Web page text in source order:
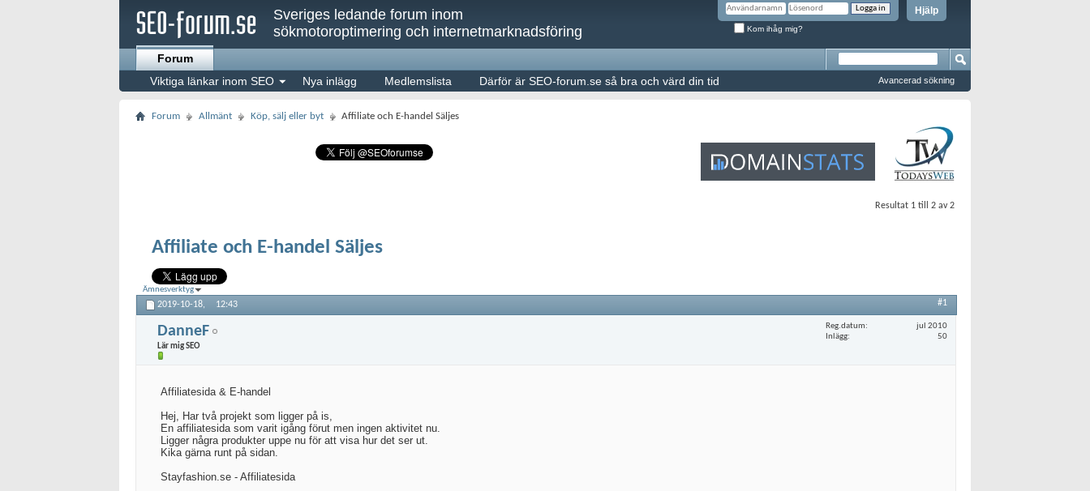
Hjälp
Kom ihåg mig?
Sveriges ledande forum inom
sökmotoroptimering och internetmarknadsföring
Forum
Viktiga länkar inom SEO
Nya inlägg Medlemslista Därför är SEO-forum.se så bra och värd din tid Avancerad sökning
Forum Allmänt Köp, sälj eller byt Affiliate och E-handel Säljes
Resultat 1 till 2 av 2
Affiliate och E-handel Säljes
Ämnesverktyg
2019-10-18, 12:43 #1
DanneF
Lär mig SEO
Reg.datum
jul 2010
Inlägg
50
Affiliatesida & E-handel
Hej, Har två projekt som ligger på is,
En affiliatesida som varit igång förut men ingen aktivitet nu.
Ligger några produkter uppe nu för att visa hur det ser ut.
Kika gärna runt på sidan.
Stayfashion.se - Affiliatesida